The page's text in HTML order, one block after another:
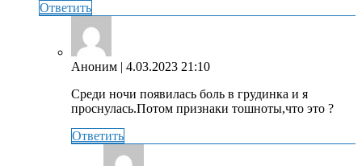
Ответить
Аноним | 4.03.2023 21:10
Среди ночи появилась боль в грудинка и я
проснулась.Потом признаки тошноты,что это ?
Ответить